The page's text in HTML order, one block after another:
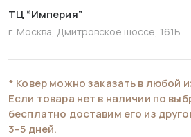
ТЦ “Империя”
г. Москва, Дмитровское шоссе, 161Б
* Ковер можно заказать в любой
Если товара нет в наличии по
бесплатно доставим его из
3–5 дней.